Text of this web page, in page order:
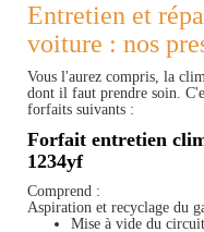
Entretien et
voiture : nos
Vous l'aurez compris, la
dont il faut prendre soin.
forfaits suivants :
Forfait entretien
1234yf
Comprend :
Aspiration et recyclage du
Mise à vide du circuit